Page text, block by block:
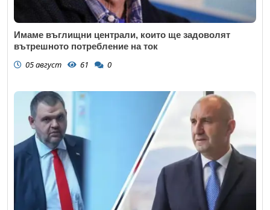
Имаме въглищни централи, които ще задоволят
вътрешното потребление на ток
05 август 61 0